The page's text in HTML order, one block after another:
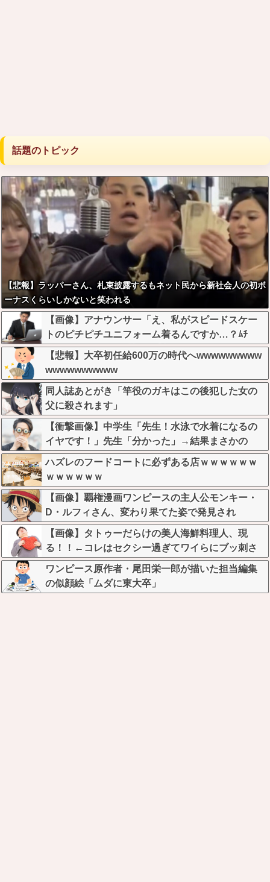
話題のトピック
【悲報】ラッパーさん、札束披露するもネット民から新社会人の初ボ
ーナスくらいしかないと笑われる
【画像】アナウンサー「え、私がスピードスケー
トのピチピチユニフォーム着るんですか…？ﾑﾁ
ｨ！！」←これはお前らに刺さるやろw w w w w w
w w
【悲報】大卒初任給600万の時代へwwwwwwwww
wwwwwwwwww
同人誌あとがき「竿役のガキはこの後犯した女の
父に殺されます」
【衝撃画像】中学生「先生！水泳で水着になるの
イヤです！」先生「分かった」→結果まさかの
『こう』なってしまうw w w w w w w
ハズレのフードコートに必ずある店ｗｗｗｗｗｗ
ｗｗｗｗｗｗ
【画像】覇権漫画ワンピースの主人公モンキー・
D・ルフィさん、変わり果てた姿で発見され
る・・・
【画像】タトゥーだらけの美人海鮮料理人、現
る！！←コレはセクシー過ぎてワイらにブッ刺さ
りまくりw w w w w w w w w
ワンピース原作者・尾田栄一郎が描いた担当編集
の似顔絵「ムダに東大卒」